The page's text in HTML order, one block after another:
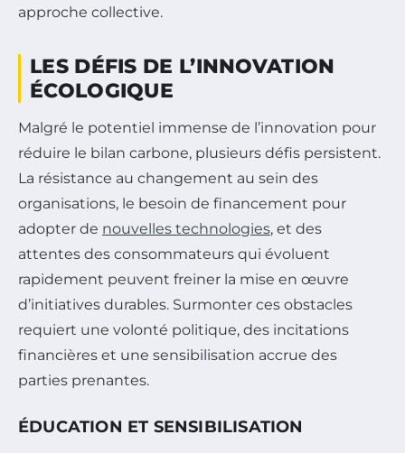
approche collective.
LES DÉFIS DE L’INNOVATION
ÉCOLOGIQUE
Malgré le potentiel immense de l’innovation pour
réduire le bilan carbone, plusieurs défis persistent.
La résistance au changement au sein des
organisations, le besoin de financement pour
adopter de nouvelles technologies, et des
attentes des consommateurs qui évoluent
rapidement peuvent freiner la mise en œuvre
d’initiatives durables. Surmonter ces obstacles
requiert une volonté politique, des incitations
financières et une sensibilisation accrue des
parties prenantes.
ÉDUCATION ET SENSIBILISATION